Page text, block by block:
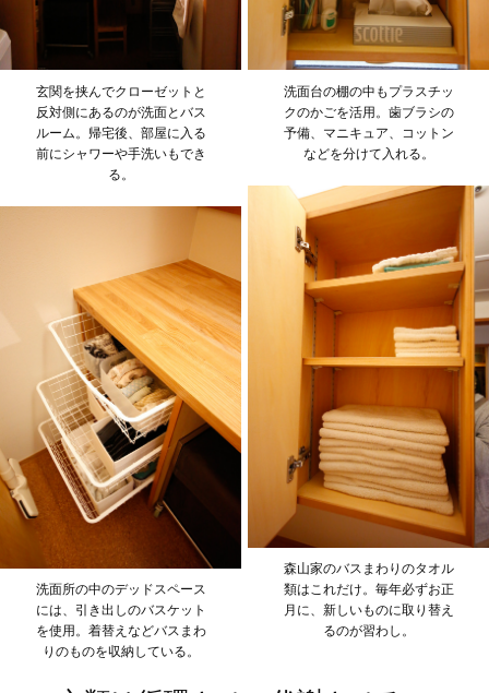
玄関を挟んでクローゼットと
反対側にあるのが洗面とバス
ルーム。帰宅後、部屋に入る
前にシャワーや手洗いもでき
る。
洗面所の中のデッドスペース
には、引き出しのバスケット
を使用。着替えなどバスまわ
りのものを収納している。
洗面台の棚の中もプラスチッ
クのかごを活用。歯ブラシの
予備、マニキュア、コットン
などを分けて入れる。
森山家のバスまわりのタオル
類はこれだけ。毎年必ずお正
月に、新しいものに取り替え
るのが習わし。